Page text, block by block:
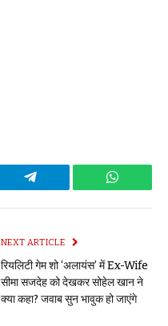
Telegram
NEXT ARTICLE
रियलिटी गेम शो ‘अलायंस’ में Ex-Wife
सीमा सजदेह को देखकर सोहेल खान ने
क्या कहा? जवाब सुन भावुक हो जाएंगे